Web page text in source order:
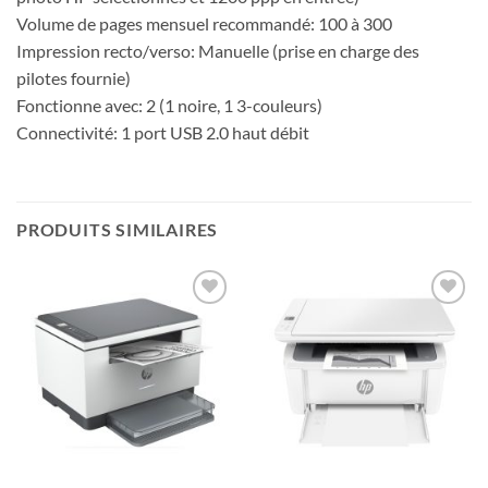
Volume de pages mensuel recommandé: 100 à 300
Impression recto/verso: Manuelle (prise en charge des
pilotes fournie)
Fonctionne avec: 2 (1 noire, 1 3-couleurs)
Connectivité: 1 port USB 2.0 haut débit
PRODUITS SIMILAIRES
Ajouter
à la liste
d’envies
Ajouter
à la liste
d’envies